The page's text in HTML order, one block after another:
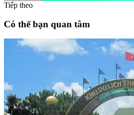
Tiếp theo
Có thể bạn quan tâm